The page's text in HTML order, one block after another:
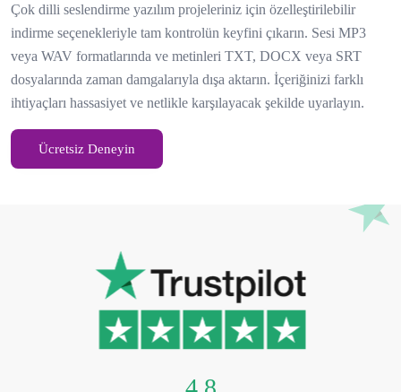
Çok dilli seslendirme yazılım projeleriniz için özelleştirilebilir
indirme seçenekleriyle tam kontrolün keyfini çıkarın. Sesi MP3
veya WAV formatlarında ve metinleri TXT, DOCX veya SRT
dosyalarında zaman damgalarıyla dışa aktarın. İçeriğinizi farklı
ihtiyaçları hassasiyet ve netlikle karşılayacak şekilde uyarlayın.
Ücretsiz Deneyin